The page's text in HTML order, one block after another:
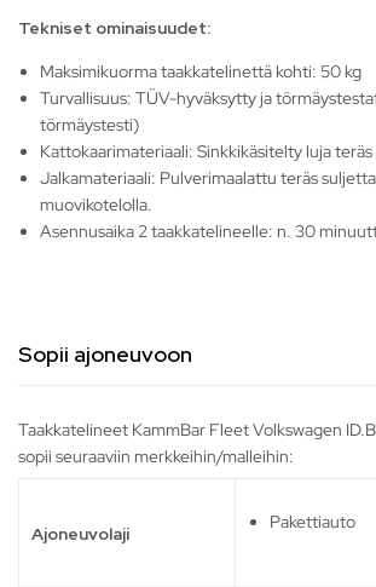
Tekniset ominaisuudet:
Maksimikuorma taakkatelinettä kohti: 50 kg
Turvallisuus: TÜV-hyväksytty ja
törmäystesti)
Kattokaarimateriaali: Sinkkikäsitelty luja teräs
Jalkamateriaali: Pulverimaalattu teräs
muovikotelolla.
Asennusaika 2 taakkatelineelle: n. 30
Sopii ajoneuvoon
Taakkatelineet KammBar Fleet Volkswagen
sopii seuraaviin merkkeihin/malleihin:
Ajoneuvolaji
Pakettiauto